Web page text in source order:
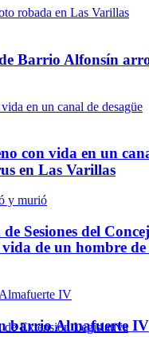
Barrio Alfonsín
con vida en un
de un hombre de
en Las Varillas
Sesiones del
barrio Almafuerte IV